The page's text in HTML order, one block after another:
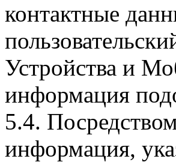
контактные
Устройства и
информация
5.4.
информация,